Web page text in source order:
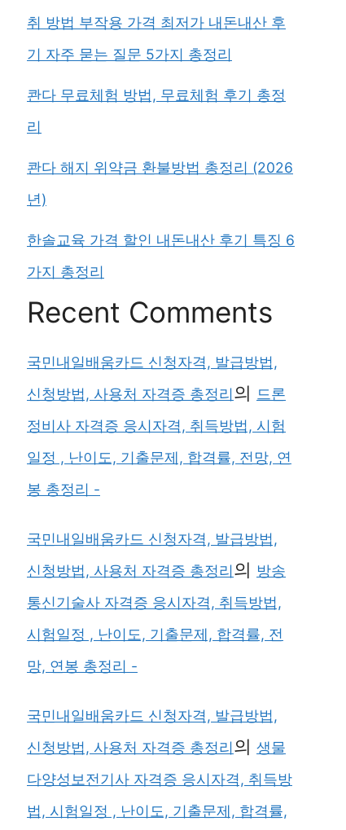
취 방법 부작용 가격 최저가 내돈내산 후
기 자주 묻는 질문 5가지 총정리
콴다 무료체험 방법, 무료체험 후기 총정
리
콴다 해지 위약금 환불방법 총정리 (2026
년)
한솔교육 가격 할인 내돈내산 후기 특징 6
가지 총정리
Recent Comments
국민내일배움카드 신청자격, 발급방법,
신청방법, 사용처 자격증 총정리의 드론
정비사 자격증 응시자격, 취득방법, 시험
일정 , 난이도, 기출문제, 합격률, 전망, 연
봉 총정리 -
국민내일배움카드 신청자격, 발급방법,
신청방법, 사용처 자격증 총정리의 방송
통신기술사 자격증 응시자격, 취득방법,
시험일정 , 난이도, 기출문제, 합격률, 전
망, 연봉 총정리 -
국민내일배움카드 신청자격, 발급방법,
신청방법, 사용처 자격증 총정리의 생물
다양성보전기사 자격증 응시자격, 취득방
법, 시험일정 , 난이도, 기출문제, 합격률,